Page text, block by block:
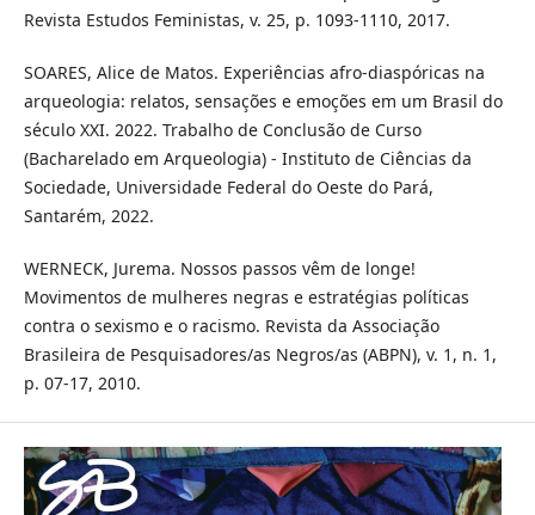
Revista Estudos Feministas, v. 25, p. 1093-1110, 2017.
SOARES, Alice de Matos. Experiências afro-diaspóricas na
arqueologia: relatos, sensações e emoções em um Brasil do
século XXI. 2022. Trabalho de Conclusão de Curso
(Bacharelado em Arqueologia) - Instituto de Ciências da
Sociedade, Universidade Federal do Oeste do Pará,
Santarém, 2022.
WERNECK, Jurema. Nossos passos vêm de longe!
Movimentos de mulheres negras e estratégias políticas
contra o sexismo e o racismo. Revista da Associação
Brasileira de Pesquisadores/as Negros/as (ABPN), v. 1, n. 1,
p. 07-17, 2010.